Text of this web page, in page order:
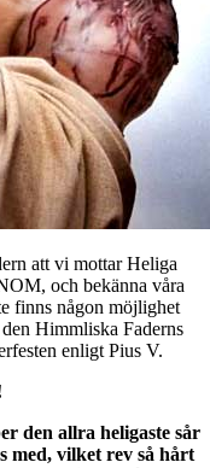
att vi mottar Heliga
och bekänna våra
finns någon möjlighet
Himmliska Faderns
enligt Pius V.
den allra heligaste sår
med, vilket rev så hårt